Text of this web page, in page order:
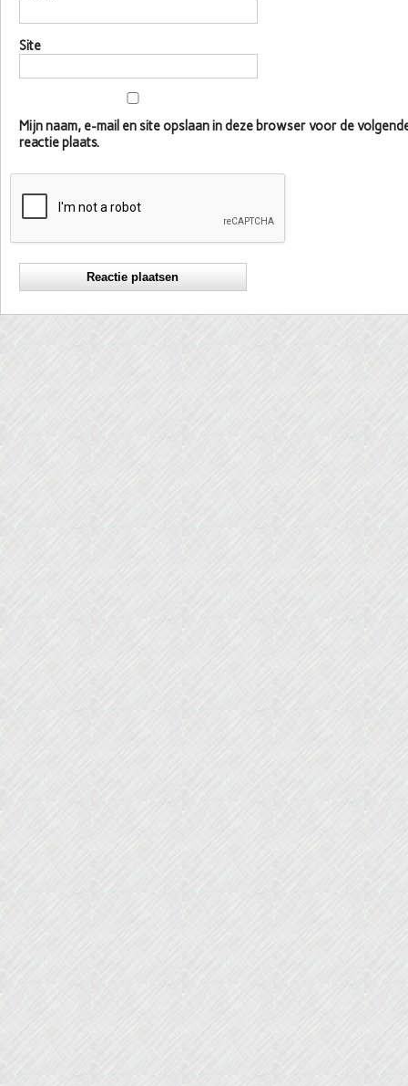
Site
Mijn naam, e-mail en site opslaan in deze browser voor de
reactie plaats.